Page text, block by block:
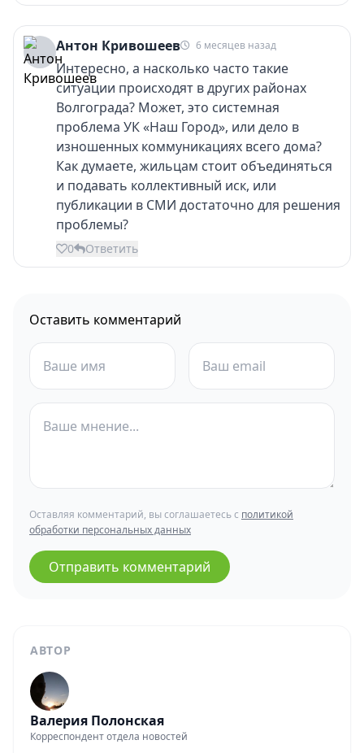
АВТОР
Валерия Полонская
Корреспондент отдела новостей
Антон Кривошеев 6 месяцев назад
Интересно, а насколько часто такие
ситуации происходят в других районах
Волгограда? Может, это системная
проблема УК «Наш Город», или дело в
изношенных коммуникациях всего дома?
Как думаете, жильцам стоит объединяться
и подавать коллективный иск, или
публикации в СМИ достаточно для решения
проблемы?
0 Ответить
Оставить комментарий
Оставляя комментарий, вы соглашаетесь с политикой
обработки персональных данных
Отправить комментарий